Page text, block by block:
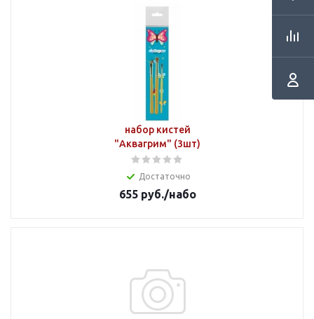
набор кистей
"Аквагрим" (3шт)
Достаточно
655руб./набо